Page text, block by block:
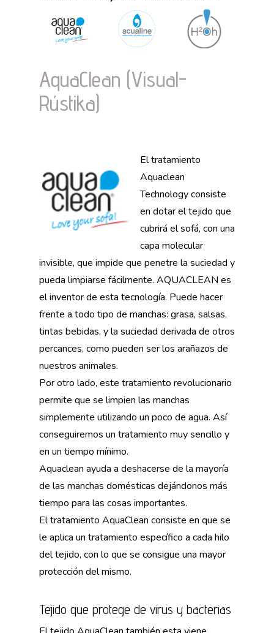
AquaClean (Visual-
Rústika)
El tratamiento
Aquaclean
Technology consiste
en dotar el tejido que
cubrirá el sofá, con una
capa molecular
invisible, que impide que penetre la suciedad y
pueda limpiarse fácilmente. AQUACLEAN es
el inventor de esta tecnología. Puede hacer
frente a todo tipo de manchas: grasa, salsas,
tintas bebidas, y la suciedad derivada de otros
percances, como pueden ser los arañazos de
nuestros animales.
Por otro lado, este tratamiento revolucionario
permite que se limpien las manchas
simplemente utilizando un poco de agua. Así
conseguiremos un tratamiento muy sencillo y
en un tiempo mínimo.
Aquaclean ayuda a deshacerse de la mayoría
de las manchas domésticas dejándonos más
tiempo para las cosas importantes.
El tratamiento AquaClean consiste en que se
le aplica un tratamiento específico a cada hilo
del tejido, con lo que se consigue una mayor
protección del mismo.
Tejido que protege de virus y bacterias